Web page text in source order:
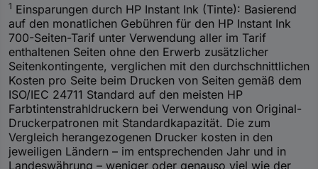
1 Einsparungen durch HP Instant Ink (Tinte): Basierend
auf den monatlichen Gebühren für den HP Instant Ink
700-Seiten-Tarif unter Verwendung aller im Tarif
enthaltenen Seiten ohne den Erwerb zusätzlicher
Seitenkontingente, verglichen mit den durchschnittlichen
Kosten pro Seite beim Drucken von Seiten gemäß dem
ISO/IEC 24711 Standard auf den meisten HP
Farbtintenstrahldruckern bei Verwendung von Original-
Druckerpatronen mit Standardkapazität. Die zum
Vergleich herangezogenen Drucker kosten in den
jeweiligen Ländern – im entsprechenden Jahr und in
Landeswährung – weniger oder genauso viel wie der